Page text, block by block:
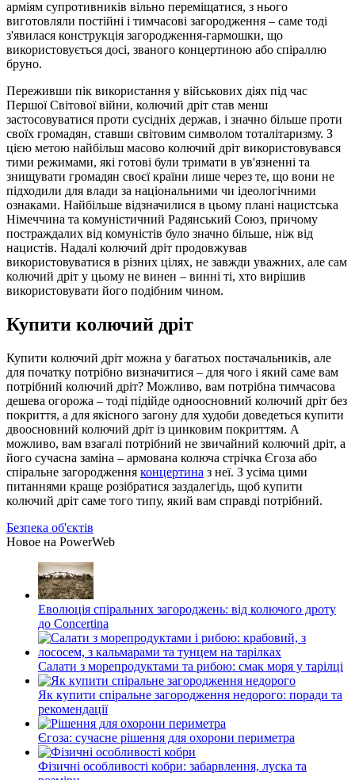
арміям супротивників вільно переміщатися, з нього
виготовляли постійні і тимчасові загородження – саме тоді
з'явилася конструкція загородження-гармошки, що
використовується досі, званого концертиною або спіраллю
бруно.
Переживши пік використання у військових діях під час
Першої Світової війни, колючий дріт став менш
застосовуватися проти сусідніх держав, і значно більше проти
своїх громадян, ставши світовим символом тоталітаризму. З
цією метою найбільш масово колючий дріт використовувався
тими режимами, які готові були тримати в ув'язненні та
знищувати громадян своєї країни лише через те, що вони не
підходили для влади за національними чи ідеологічними
ознаками. Найбільше відзначилися в цьому плані нацистська
Німеччина та комуністичний Радянський Союз, причому
постраждалих від комуністів було значно більше, ніж від
нацистів. Надалі колючий дріт продовжував
використовуватися в різних цілях, не завжди уважних, але сам
колючий дріт у цьому не винен – винні ті, хто вирішив
використовувати його подібним чином.
Купити колючий дріт
Купити колючий дріт можна у багатьох постачальників, але
для початку потрібно визначитися – для чого і який саме вам
потрібний колючий дріт? Можливо, вам потрібна тимчасова
дешева огорожа – тоді підійде одноосновний колючий дріт без
покриття, а для якісного загону для худоби доведеться купити
двоосновний колючий дріт із цинковим покриттям. А
можливо, вам взагалі потрібний не звичайний колючий дріт, а
його сучасна заміна – армована колюча стрічка Єгоза або
спіральне загородження концертина з неї. З усіма цими
питаннями краще розібратися заздалегідь, щоб купити
колючий дріт саме того типу, який вам справді потрібний.
Безпека об'єктів
Новое на PowerWeb
Еволюція спіральних загороджень: від колючого дроту
до Concertina
Салати з морепродуктами та рибою: смак моря у тарілці
Як купити спіральне загородження недорого: поради та
рекомендації
Єгоза: сучасне рішення для охорони периметра
Фізичні особливості кобри: забарвлення, луска та